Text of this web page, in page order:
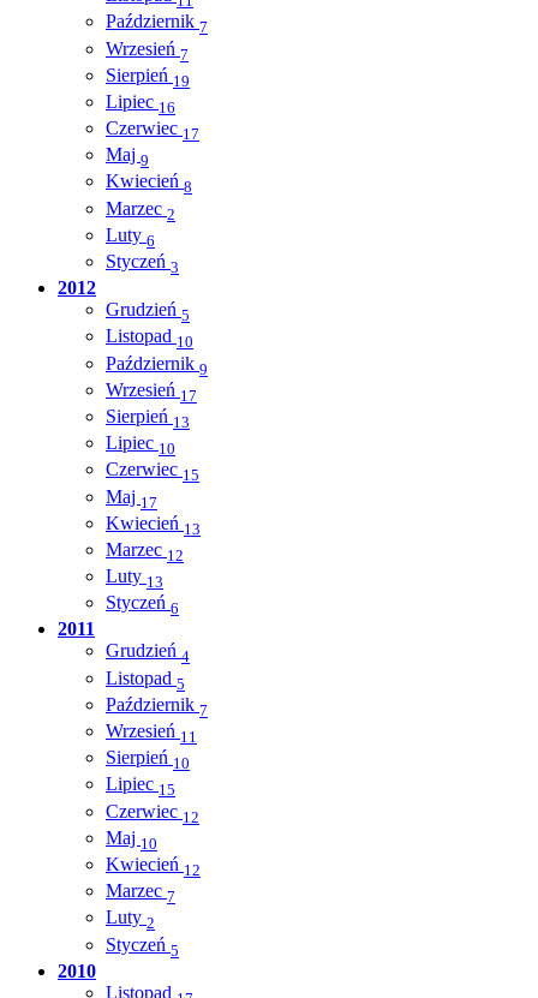
Październik 7
Wrzesień 7
Sierpień 19
Lipiec 16
Czerwiec 17
Maj 9
Kwiecień 8
Marzec 2
Luty 6
Styczeń 3
2012
Grudzień 5
Listopad 10
Październik 9
Wrzesień 17
Sierpień 13
Lipiec 10
Czerwiec 15
Maj 17
Kwiecień 13
Marzec 12
Luty 13
Styczeń 6
2011
Grudzień 4
Listopad 5
Październik 7
Wrzesień 11
Sierpień 10
Lipiec 15
Czerwiec 12
Maj 10
Kwiecień 12
Marzec 7
Luty 2
Styczeń 5
2010
Listopad